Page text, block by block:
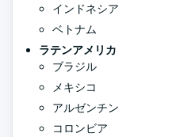
インドネシア
ベトナム
ラテンアメリカ
ブラジル
メキシコ
アルゼンチン
コロンビア